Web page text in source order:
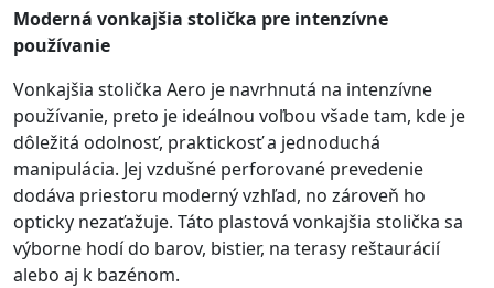
Moderná vonkajšia stolička pre intenzívne
používanie
Vonkajšia stolička Aero je navrhnutá na intenzívne
používanie, preto je ideálnou voľbou všade tam, kde je
dôležitá odolnosť, praktickosť a jednoduchá
manipulácia. Jej vzdušné perforované prevedenie
dodáva priestoru moderný vzhľad, no zároveň ho
opticky nezaťažuje. Táto plastová vonkajšia stolička sa
výborne hodí do barov, bistier, na terasy reštaurácií
alebo aj k bazénom.